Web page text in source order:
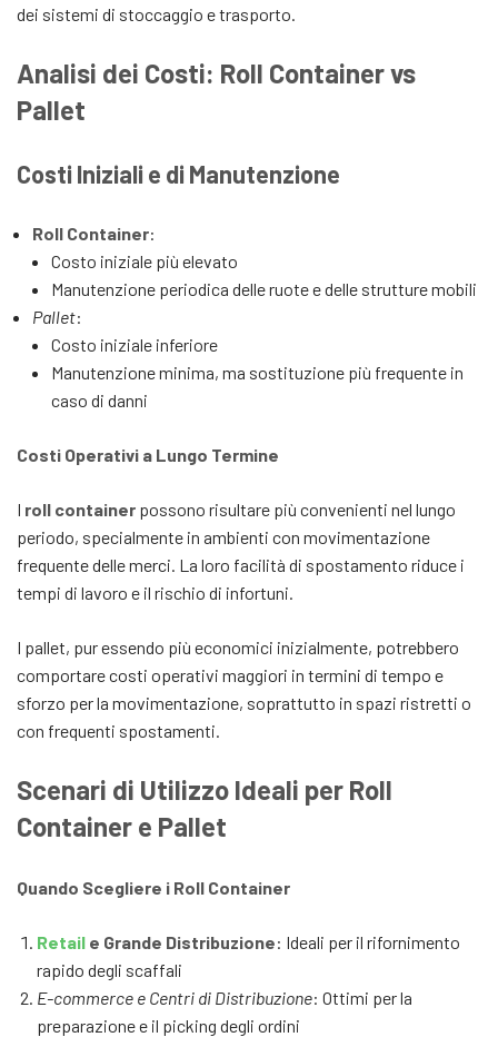
dei sistemi di stoccaggio e trasporto.
Analisi dei Costi: Roll Container vs
Pallet
Costi Iniziali e di Manutenzione
Roll Container:
Costo iniziale più elevato
Manutenzione periodica delle ruote e delle strutture mobili
Pallet:
Costo iniziale inferiore
Manutenzione minima, ma sostituzione più frequente in
caso di danni
Costi Operativi a Lungo Termine
I roll container possono risultare più convenienti nel lungo
periodo, specialmente in ambienti con movimentazione
frequente delle merci. La loro facilità di spostamento riduce i
tempi di lavoro e il rischio di infortuni.
I pallet, pur essendo più economici inizialmente, potrebbero
comportare costi operativi maggiori in termini di tempo e
sforzo per la movimentazione, soprattutto in spazi ristretti o
con frequenti spostamenti.
Scenari di Utilizzo Ideali per Roll
Container e Pallet
Quando Scegliere i Roll Container
Retail e Grande Distribuzione: Ideali per il rifornimento
rapido degli scaffali
E-commerce e Centri di Distribuzione: Ottimi per la
preparazione e il picking degli ordini